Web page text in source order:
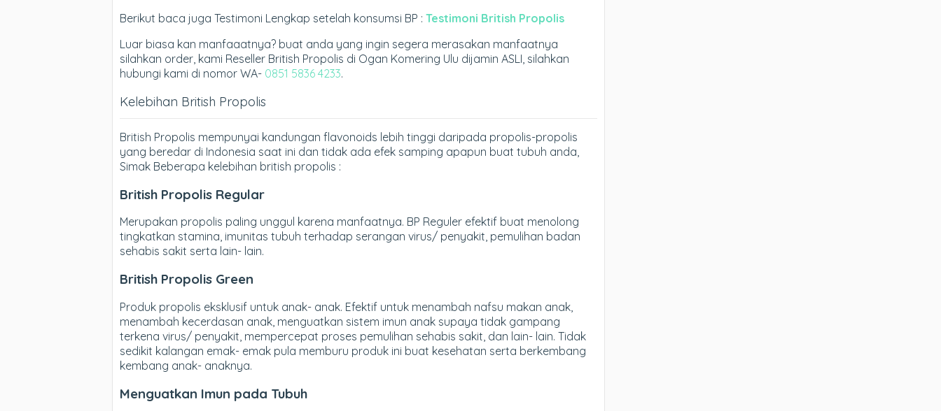
Berikut baca juga Testimoni Lengkap setelah konsumsi BP : Testimoni British Propolis
Luar biasa kan manfaaatnya? buat anda yang ingin segera merasakan manfaatnya
silahkan order, kami Reseller British Propolis di Ogan Komering Ulu dijamin ASLI, silahkan
hubungi kami di nomor WA- 0851 5836 4233.
Kelebihan British Propolis
British Propolis mempunyai kandungan flavonoids lebih tinggi daripada propolis-propolis
yang beredar di Indonesia saat ini dan tidak ada efek samping apapun buat tubuh anda,
Simak Beberapa kelebihan british propolis :
British Propolis Regular
Merupakan propolis paling unggul karena manfaatnya. BP Reguler efektif buat menolong
tingkatkan stamina, imunitas tubuh terhadap serangan virus/ penyakit, pemulihan badan
sehabis sakit serta lain- lain.
British Propolis Green
Produk propolis eksklusif untuk anak- anak. Efektif untuk menambah nafsu makan anak,
menambah kecerdasan anak, menguatkan sistem imun anak supaya tidak gampang
terkena virus/ penyakit, mempercepat proses pemulihan sehabis sakit, dan lain- lain. Tidak
sedikit kalangan emak- emak pula memburu produk ini buat kesehatan serta berkembang
kembang anak- anaknya.
Menguatkan Imun pada Tubuh